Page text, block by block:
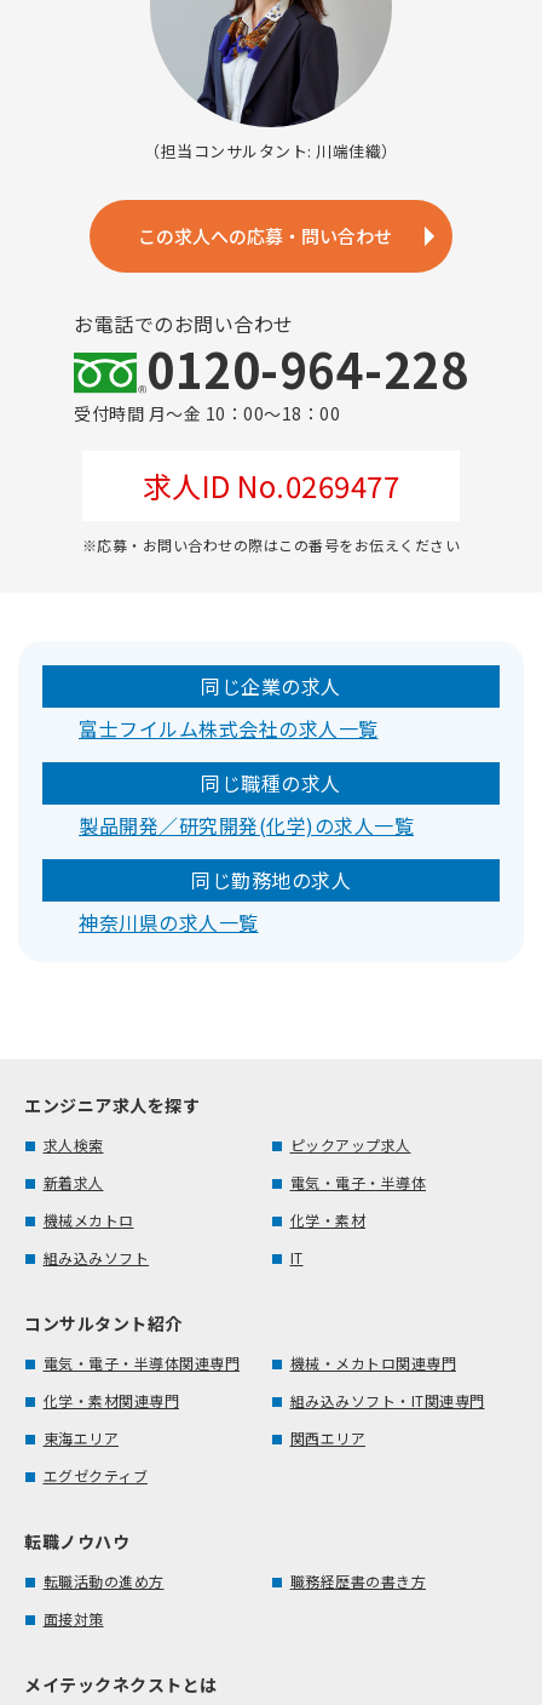
（担当コンサルタント: 川端佳織）
この求人への応募・問い合わせ
お電話でのお問い合わせ
0120-964-228
受付時間 月～金 10：00～18：00
求人ID No.0269477
※応募・お問い合わせの際はこの番号をお伝えください
同じ企業の求人
富士フイルム株式会社の求人一覧
同じ職種の求人
製品開発／研究開発(化学)の求人一覧
同じ勤務地の求人
神奈川県の求人一覧
エンジニア求人を探す
求人検索
ピックアップ求人
新着求人
電気・電子・半導体
機械メカトロ
化学・素材
組み込みソフト
IT
コンサルタント紹介
電気・電子・半導体関連専門
機械・メカトロ関連専門
化学・素材関連専門
組み込みソフト・IT関連専門
東海エリア
関西エリア
エグゼクティブ
転職ノウハウ
転職活動の進め方
職務経歴書の書き方
面接対策
メイテックネクストとは